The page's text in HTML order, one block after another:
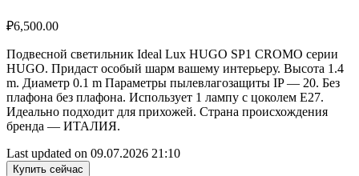
₽6,500.00
Подвесной светильник Ideal Lux HUGO SP1 CROMO серии
HUGO. Придаст особый шарм вашему интерьеру. Высота 1.4
m. Диаметр 0.1 m Параметры пылевлагозащиты IP — 20. Без
плафона без плафона. Использует 1 лампу с цоколем E27.
Идеально подходит для прихожей. Страна происхождения
бренда — ИТАЛИЯ.
Last updated on 09.07.2026 21:10
Купить сейчас